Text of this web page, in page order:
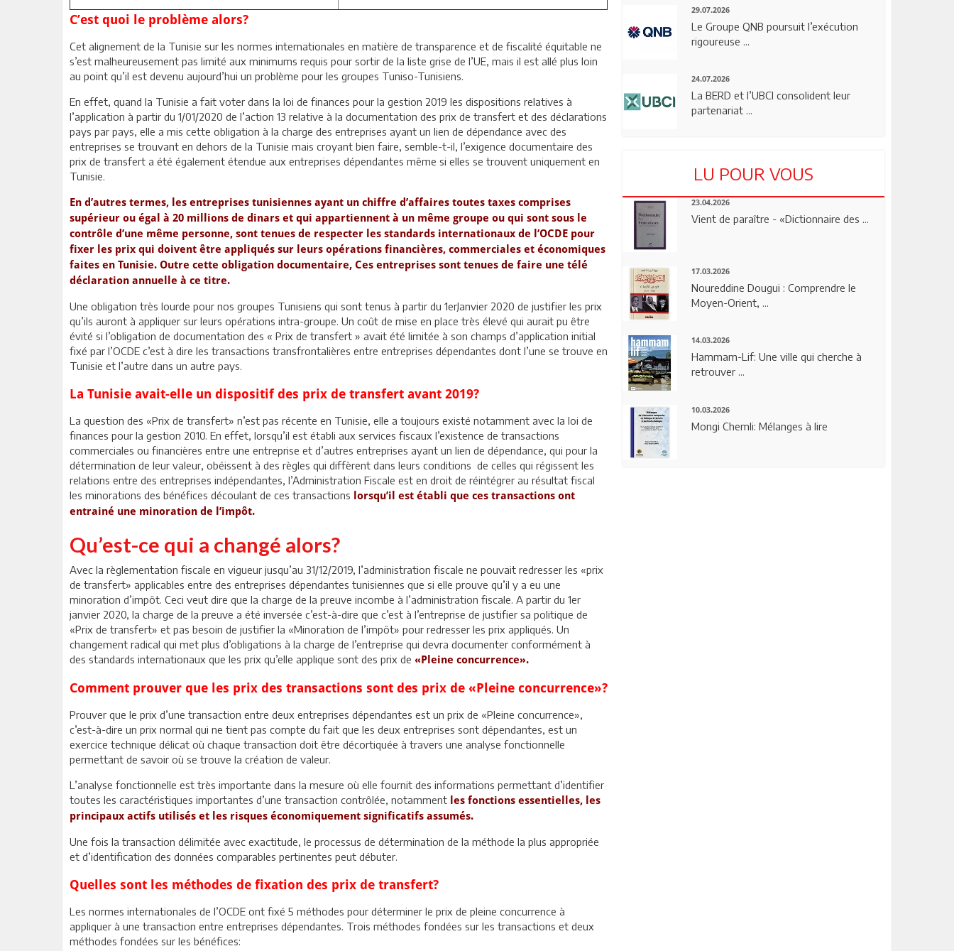
C’est quoi le problème alors?
Cet alignement de la Tunisie sur les normes internationales en matière de transparence et de fiscalité équitable ne
s’est malheureusement pas limité aux minimums requis pour sortir de la liste grise de l’UE, mais il est allé plus loin
au point qu’il est devenu aujourd’hui un problème pour les groupes Tuniso-Tunisiens.
En effet, quand la Tunisie a fait voter dans la loi de finances pour la gestion 2019 les dispositions relatives à
l’application à partir du 1/01/2020 de l’action 13 relative à la documentation des prix de transfert et des déclarations
pays par pays, elle a mis cette obligation à la charge des entreprises ayant un lien de dépendance avec des
entreprises se trouvant en dehors de la Tunisie mais croyant bien faire, semble-t-il, l’exigence documentaire des
prix de transfert a été également étendue aux entreprises dépendantes même si elles se trouvent uniquement en
Tunisie.
En d’autres termes, les entreprises tunisiennes ayant un chiffre d’affaires toutes taxes comprises
supérieur ou égal à 20 millions de dinars et qui appartiennent à un même groupe ou qui sont sous le
contrôle d’une même personne, sont tenues de respecter les standards internationaux de l’OCDE pour
fixer les prix qui doivent être appliqués sur leurs opérations financières, commerciales et économiques
faites en Tunisie. Outre cette obligation documentaire, Ces entreprises sont tenues de faire une télé
déclaration annuelle à ce titre.
Une obligation très lourde pour nos groupes Tunisiens qui sont tenus à partir du 1erJanvier 2020 de justifier les prix
qu’ils auront à appliquer sur leurs opérations intra-groupe. Un coût de mise en place très élevé qui aurait pu être
évité si l’obligation de documentation des « Prix de transfert » avait été limitée à son champs d’application initial
fixé par l’OCDE c’est à dire les transactions transfrontalières entre entreprises dépendantes dont l’une se trouve en
Tunisie et l’autre dans un autre pays.
La Tunisie avait-elle un dispositif des prix de transfert avant 2019?
La question des «Prix de transfert» n’est pas récente en Tunisie, elle a toujours existé notamment avec la loi de
finances pour la gestion 2010. En effet, lorsqu’il est établi aux services fiscaux l’existence de transactions
commerciales ou financières entre une entreprise et d’autres entreprises ayant un lien de dépendance, qui pour la
détermination de leur valeur, obéissent à des règles qui diffèrent dans leurs conditions de celles qui régissent les
relations entre des entreprises indépendantes, l’Administration Fiscale est en droit de réintégrer au résultat fiscal
les minorations des bénéfices découlant de ces transactions lorsqu’il est établi que ces transactions ont
entrainé une minoration de l’impôt.
Qu’est-ce qui a changé alors?
Avec la règlementation fiscale en vigueur jusqu’au 31/12/2019, l’administration fiscale ne pouvait redresser les «prix
de transfert» applicables entre des entreprises dépendantes tunisiennes que si elle prouve qu’il y a eu une
minoration d’impôt. Ceci veut dire que la charge de la preuve incombe à l’administration fiscale. A partir du 1er
janvier 2020, la charge de la preuve a été inversée c’est-à-dire que c’est à l’entreprise de justifier sa politique de
«Prix de transfert» et pas besoin de justifier la «Minoration de l’impôt» pour redresser les prix appliqués. Un
changement radical qui met plus d’obligations à la charge de l’entreprise qui devra documenter conformément à
des standards internationaux que les prix qu’elle applique sont des prix de «Pleine concurrence».
Comment prouver que les prix des transactions sont des prix de «Pleine concurrence»?
Prouver que le prix d’une transaction entre deux entreprises dépendantes est un prix de «Pleine concurrence»,
c’est-à-dire un prix normal qui ne tient pas compte du fait que les deux entreprises sont dépendantes, est un
exercice technique délicat où chaque transaction doit être décortiquée à travers une analyse fonctionnelle
permettant de savoir où se trouve la création de valeur.
L’analyse fonctionnelle est très importante dans la mesure où elle fournit des informations permettant d’identifier
toutes les caractéristiques importantes d’une transaction contrôlée, notamment les fonctions essentielles, les
principaux actifs utilisés et les risques économiquement significatifs assumés.
Une fois la transaction délimitée avec exactitude, le processus de détermination de la méthode la plus appropriée
et d’identification des données comparables pertinentes peut débuter.
Quelles sont les méthodes de fixation des prix de transfert?
Les normes internationales de l’OCDE ont fixé 5 méthodes pour déterminer le prix de pleine concurrence à
appliquer à une transaction entre entreprises dépendantes. Trois méthodes fondées sur les transactions et deux
méthodes fondées sur les bénéfices:
29.07.2026
Le Groupe QNB poursuit l’exécution
rigoureuse ...
24.07.2026
La BERD et l’UBCI consolident leur
partenariat ...
LU POUR VOUS
23.04.2026
Vient de paraître - «Dictionnaire des ...
17.03.2026
Noureddine Dougui : Comprendre le
Moyen-Orient, ...
14.03.2026
Hammam-Lif: Une ville qui cherche à
retrouver ...
10.03.2026
Mongi Chemli: Mélanges à lire